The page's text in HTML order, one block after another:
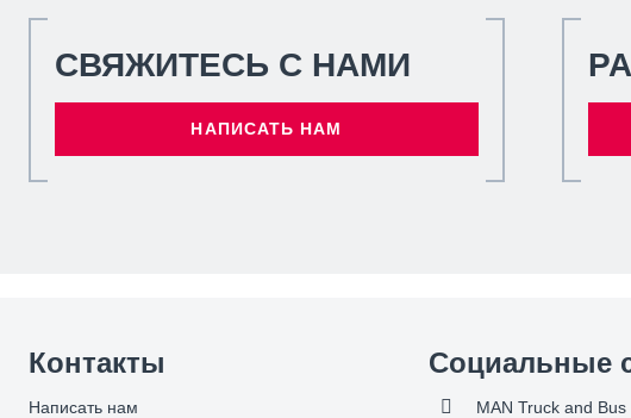
СВЯЖИТЕСЬ С НАМИ
НАПИСАТЬ НАМ
Контакты
Написать нам
Социальные
MAN Truck and Bus